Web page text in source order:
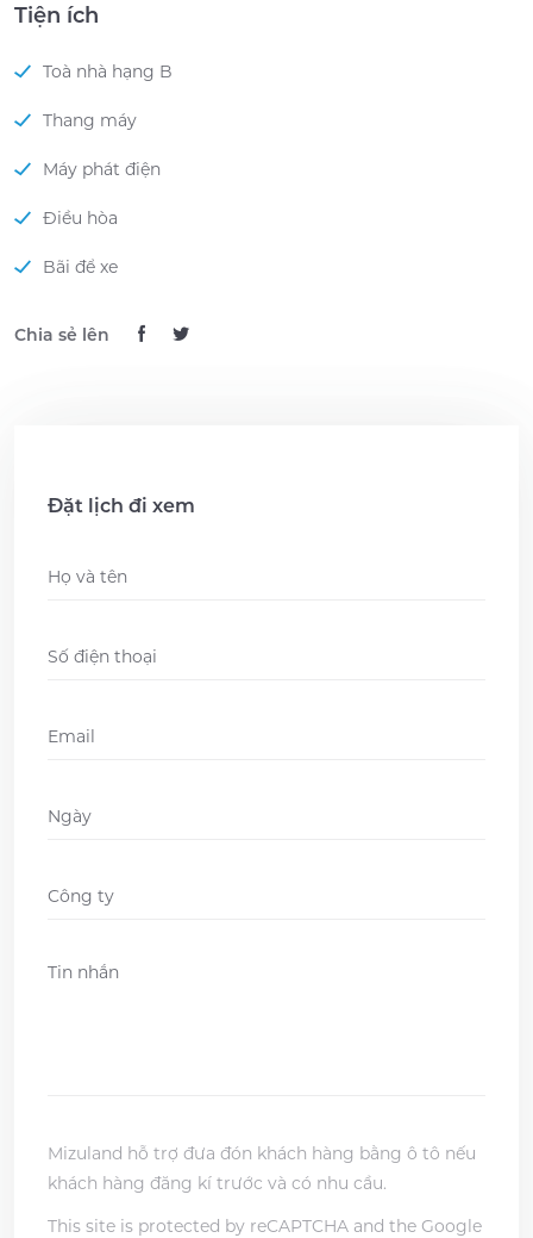
Tiện ích
Toà nhà hạng B
Thang máy
Máy phát điện
Điều hòa
Bãi để xe
Chia sẻ lên
Đặt lịch đi xem
Name *
Phone
Email
Ngày
YYYY
Company
Message
Mizuland hỗ trợ đưa đón khách hàng bằng ô tô nếu
khách hàng đăng kí trước và có nhu cầu.
This site is protected by reCAPTCHA and the Google